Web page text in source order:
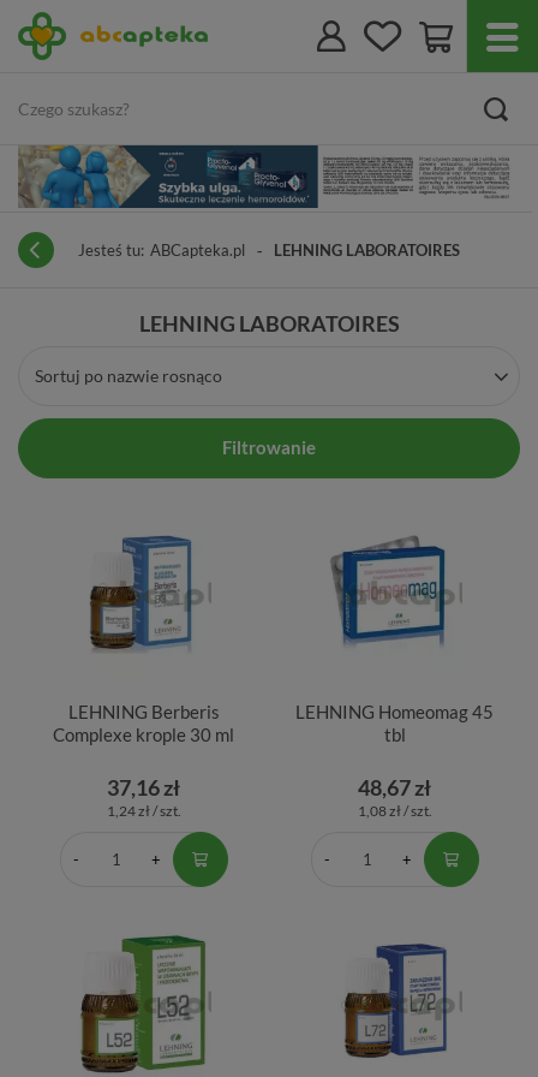
Jesteś tu: ABCapteka.pl LEHNING LABORATOIRES
LEHNING LABORATOIRES
Sortuj po nazwie rosnąco
Filtrowanie
LEHNING Berberis
Complexe krople 30 ml
37,16 zł
1,24 zł / szt.
LEHNING Homeomag 45
tbl
48,67 zł
1,08 zł / szt.